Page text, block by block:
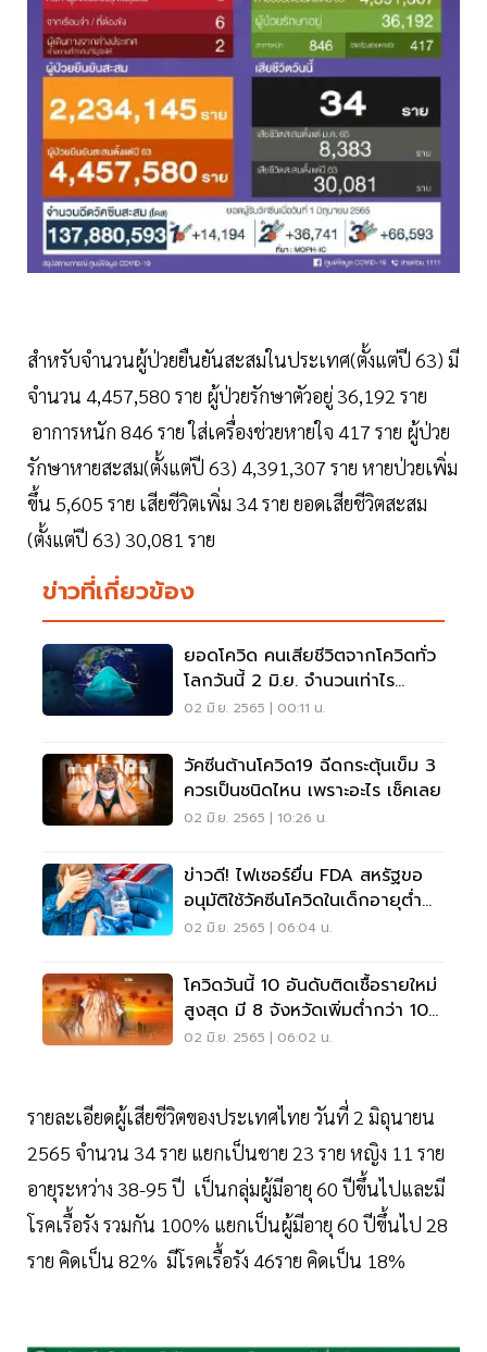
สำหรับจำนวนผู้ป่วยยืนยันสะสมในประเทศ(ตั้งแต่ปี 63) มี
จำนวน 4,457,580 ราย ผู้ป่วยรักษาตัวอยู่ 36,192 ราย
อาการหนัก 846 ราย ใส่เครื่องช่วยหายใจ 417 ราย ผู้ป่วย
รักษาหายสะสม(ตั้งแต่ปี 63) 4,391,307 ราย หายป่วยเพิ่ม
ขึ้น 5,605 ราย เสียชีวิตเพิ่ม 34 ราย ยอดเสียชีวิตสะสม
(ตั้งแต่ปี 63) 30,081 ราย
ข่าวที่เกี่ยวข้อง
ยอดโควิด คนเสียชีวิตจากโควิดทั่ว
โลกวันนี้ 2 มิ.ย. จำนวนเท่าไร
อัพเดทที่นี่
02 มิ.ย. 2565 | 00:11 น.
วัคซีนต้านโควิด19 ฉีดกระตุ้นเข็ม 3
ควรเป็นชนิดไหน เพราะอะไร เช็คเลย
02 มิ.ย. 2565 | 10:26 น.
ข่าวดี! ไฟเซอร์ยื่น FDA สหรัฐขอ
อนุมัติใช้วัคซีนโควิดในเด็กอายุต่ำ
กว่า 5 ปี
02 มิ.ย. 2565 | 06:04 น.
โควิดวันนี้ 10 อันดับติดเชื้อรายใหม่
สูงสุด มี 8 จังหวัดเพิ่มต่ำกว่า 100
ราย
02 มิ.ย. 2565 | 06:02 น.
รายละเอียดผู้เสียชีวิตของประเทศไทย วันที่ 2 มิถุนายน
2565 จำนวน 34 ราย แยกเป็นชาย 23 ราย หญิง 11 ราย
อายุระหว่าง 38-95 ปี เป็นกลุ่มผู้มีอายุ 60 ปีขึ้นไปและมี
โรคเรื้อรัง รวมกัน 100% แยกเป็นผู้มีอายุ 60 ปีขึ้นไป 28
ราย คิดเป็น 82% มีโรคเรื้อรัง 46ราย คิดเป็น 18%